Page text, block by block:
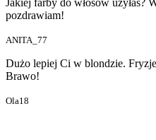
Jakiej farby do włosów użyłaś?
pozdrawiam!
ANITA_77
Dużo lepiej Ci w blondzie.
Brawo!
Ola18